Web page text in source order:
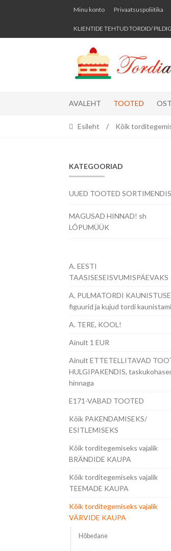
Skip
navigation
Skip
content
Minu konto Privaatsuspoliitika
KLIENTIDE TEHTUD TORDID/
AVALEHT TOOTED
Esileht / Kõik
KATEGOORIAD
UUED TOOTED SORTIMENDIS
MAGUSAD HINNAD! sh
LÕPUMÜÜK
A. EESTI
TAASISESEISVUMISPÄEVAKS
A. PULMATORDI
figuurid ja kujud tordi
A. TERE, KOOL!
Ainult 1 EUR
Ainult ETTETELLITAVAD
HULGIPAKENDIS,
hinnaga
E171-VABAD TOOTED
Kõik PAKENDAMISEKS/
ESITLEMISEKS
Kõik torditegemiseks vajalik
BRÄNDIDE KAUPA
Kõik torditegemiseks vajalik
TEEMADE KAUPA
Kõik torditegemiseks vajalik
VÄRVIDE KAUPA
Hõbedane